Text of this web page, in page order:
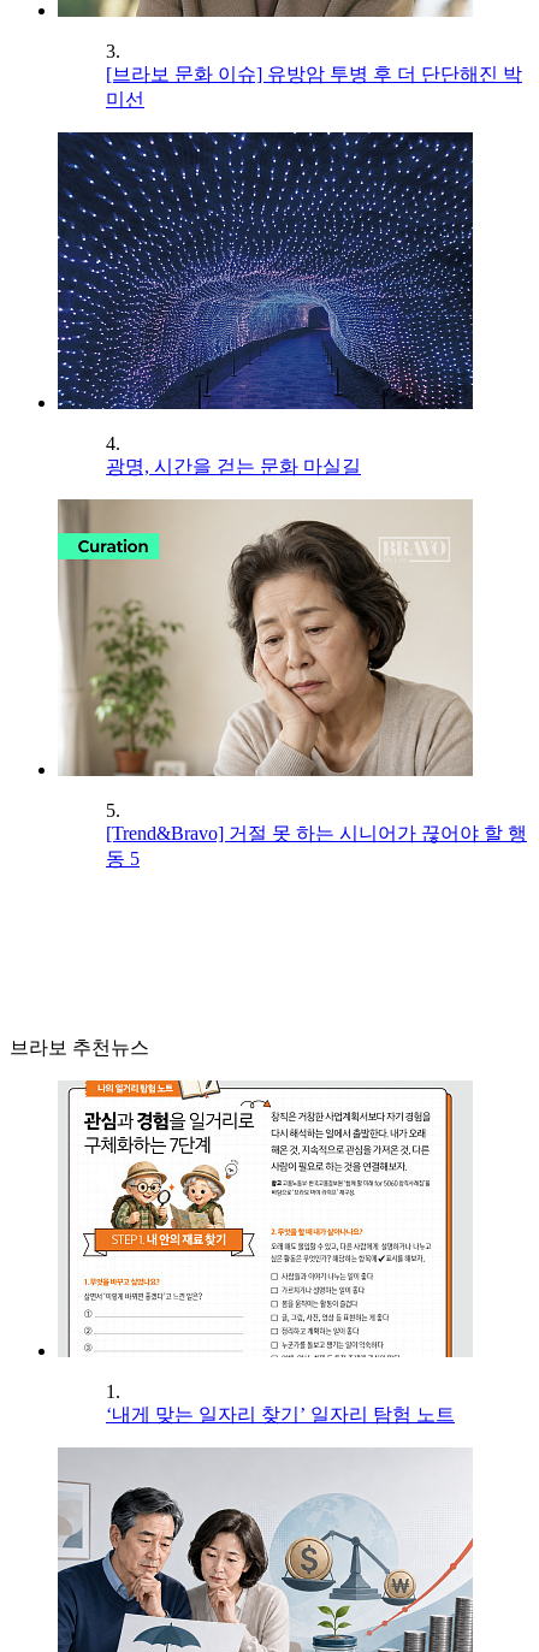
3.
[브라보 문화 이슈] 유방암 투병 후 더 단단해진 박
미선
4.
광명, 시간을 걷는 문화 마실길
5.
[Trend&Bravo] 거절 못 하는 시니어가 끊어야 할 행
동 5
브라보 추천뉴스
1.
‘내게 맞는 일자리 찾기’ 일자리 탐험 노트